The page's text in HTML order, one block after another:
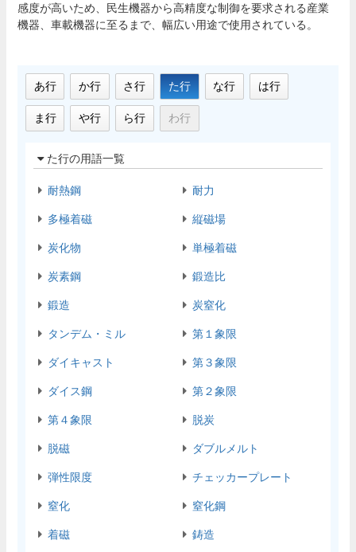
感度が高いため、民生機器から高精度な制御を要求される産業
機器、車載機器に至るまで、幅広い用途で使用されている。
あ行 か行 さ行 た行 な行 は行
ま行 や行 ら行 わ行
た行の用語一覧
耐熱鋼 耐力
多極着磁 縦磁場
炭化物 単極着磁
炭素鋼 鍛造比
鍛造 炭窒化
タンデム・ミル 第１象限
ダイキャスト 第３象限
ダイス鋼 第２象限
第４象限 脱炭
脱磁 ダブルメルト
弾性限度 チェッカープレート
窒化 窒化鋼
着磁 鋳造